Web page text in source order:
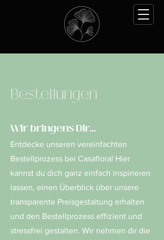
Bestellungen
Wir bringens Dir...
Entdecke unseren vereinfachten
Bestellprozess bei Casaflora! Hier
kannst du dich ganz einfach inspirieren
lassen, einen Überblick über unsere
transparente Preisgestaltung erhalten
und den Bestellprozess effizient und
stressfrei gestalten. Wir nehmen dir die